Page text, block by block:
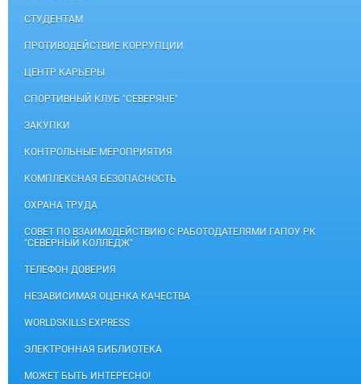
СТУДЕНТАМ
ПРОТИВОДЕЙСТВИЕ КОРРУПЦИИ
ЦЕНТР КАРЬЕРЫ
СПОРТИВНЫЙ КЛУБ "СЕВЕРЯНЕ"
ЗАКУПКИ
КОНТРОЛЬНЫЕ МЕРОПРИЯТИЯ
КОМПЛЕКСНАЯ БЕЗОПАСНОСТЬ
ОХРАНА ТРУДА
СОВЕТ ПО ВЗАИМОДЕЙСТВИЮ С РАБОТОДАТЕЛЯМИ ГАПОУ РК
"СЕВЕРНЫЙ КОЛЛЕДЖ"
ТЕЛЕФОН ДОВЕРИЯ
НЕЗАВИСИМАЯ ОЦЕНКА КАЧЕСТВА
WORLDSKILLS EXPRESS
ЭЛЕКТРОННАЯ БИБЛИОТЕКА
МОЖЕТ БЫТЬ ИНТЕРЕСНО!